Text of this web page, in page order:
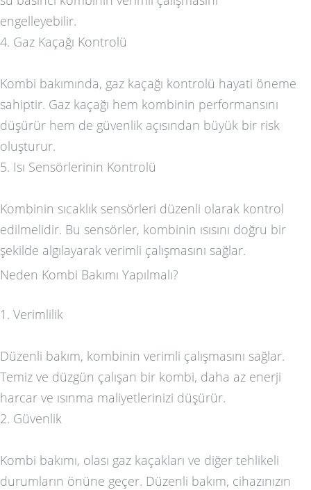
engelleyebilir.
4. Gaz Kaçağı Kontrolü
Kombi bakımında, gaz kaçağı kontrolü hayati öneme
sahiptir. Gaz kaçağı hem kombinin performansını
düşürür hem de güvenlik açısından büyük bir risk
oluşturur.
5. Isı Sensörlerinin Kontrolü
Kombinin sıcaklık sensörleri düzenli olarak kontrol
edilmelidir. Bu sensörler, kombinin ısısını doğru bir
şekilde algılayarak verimli çalışmasını sağlar.
Neden Kombi Bakımı Yapılmalı?
1. Verimlilik
Düzenli bakım, kombinin verimli çalışmasını sağlar.
Temiz ve düzgün çalışan bir kombi, daha az enerji
harcar ve ısınma maliyetlerinizi düşürür.
2. Güvenlik
Kombi bakımı, olası gaz kaçakları ve diğer tehlikeli
durumların önüne geçer. Düzenli bakım, cihazınızın